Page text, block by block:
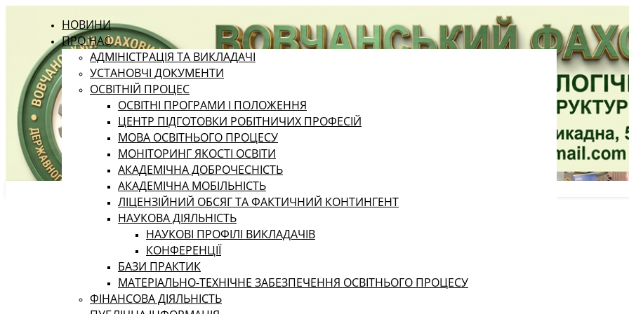
НОВИНИ
ПРО НАС
АДМІНІСТРАЦІЯ ТА ВИКЛАДАЧІ
УСТАНОВЧІ ДОКУМЕНТИ
ОСВІТНІЙ ПРОЦЕС
ОСВІТНІ ПРОГРАМИ І ПОЛОЖЕННЯ
ЦЕНТР ПІДГОТОВКИ РОБІТНИЧИХ ПРОФЕСІЙ
МОВА ОСВІТНЬОГО ПРОЦЕСУ
МОНІТОРИНГ ЯКОСТІ ОСВІТИ
АКАДЕМІЧНА ДОБРОЧЕСНІСТЬ
АКАДЕМІЧНА МОБІЛЬНІСТЬ
ЛІЦЕНЗІЙНИЙ ОБСЯГ ТА ФАКТИЧНИЙ КОНТИНГЕНТ
НАУКОВА ДІЯЛЬНІСТЬ
НАУКОВІ ПРОФІЛІ ВИКЛАДАЧІВ
КОНФЕРЕНЦІЇ
БАЗИ ПРАКТИК
МАТЕРІАЛЬНО-ТЕХНІЧНЕ ЗАБЕЗПЕЧЕННЯ ОСВІТНЬОГО ПРОЦЕСУ
ФІНАНСОВА ДІЯЛЬНІСТЬ